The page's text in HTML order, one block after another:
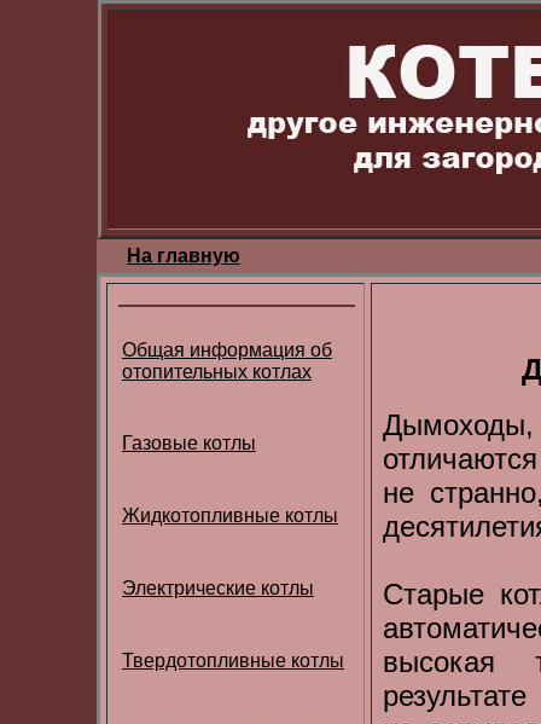
На главную
Общая информация об
отопительных котлах
Газовые котлы
Жидкотопливные котлы
Электрические котлы
Твердотопливные котлы
не
Старые
высокая